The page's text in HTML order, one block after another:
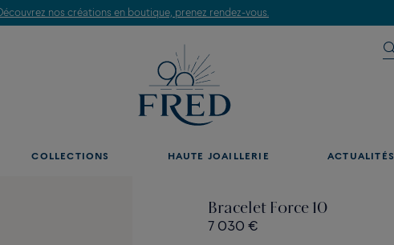
Découvrez nos créations en boutique, prenez rendez-vous.
COLLECTIONS HAUTE JOAILLERIE ACTUALITÉS
Bracelet Force 10
7 030 €